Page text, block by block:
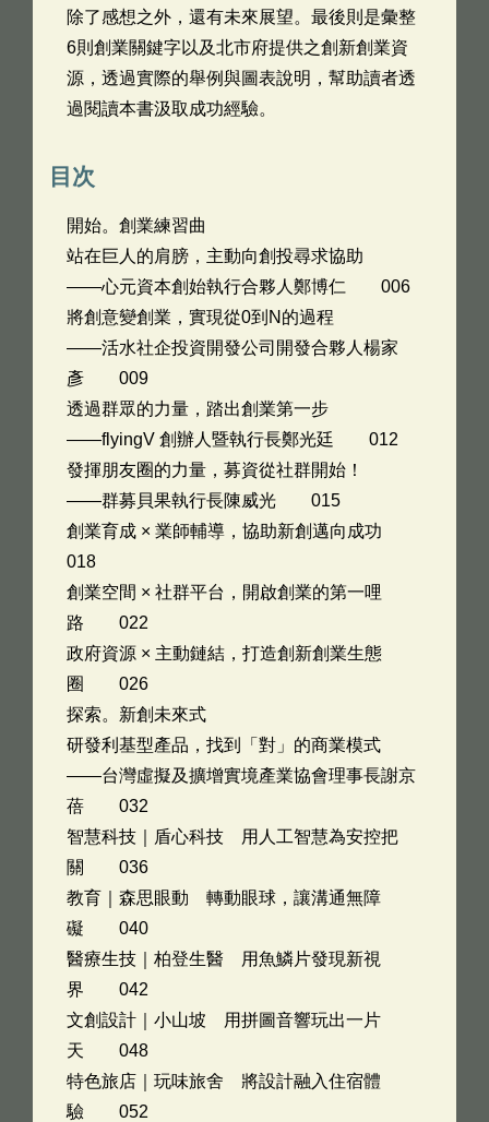
除了感想之外，還有未來展望。最後則是彙整
6則創業關鍵字以及北市府提供之創新創業資
源，透過實際的舉例與圖表說明，幫助讀者透
過閱讀本書汲取成功經驗。
目次
開始。創業練習曲
站在巨人的肩膀，主動向創投尋求協助
——心元資本創始執行合夥人鄭博仁 006
將創意變創業，實現從0到N的過程
——活水社企投資開發公司開發合夥人楊家
彥 009
透過群眾的力量，踏出創業第一步
——flyingV 創辦人暨執行長鄭光廷 012
發揮朋友圈的力量，募資從社群開始！
——群募貝果執行長陳威光 015
創業育成 × 業師輔導，協助新創邁向成功
018
創業空間 × 社群平台，開啟創業的第一哩
路 022
政府資源 × 主動鏈結，打造創新創業生態
圈 026
探索。新創未來式
研發利基型產品，找到「對」的商業模式
——台灣虛擬及擴增實境產業協會理事長謝京
蓓 032
智慧科技｜盾心科技 用人工智慧為安控把
關 036
教育｜森思眼動 轉動眼球，讓溝通無障
礙 040
醫療生技｜柏登生醫 用魚鱗片發現新視
界 042
文創設計｜小山坡 用拼圖音響玩出一片
天 048
特色旅店｜玩味旅舍 將設計融入住宿體
驗 052